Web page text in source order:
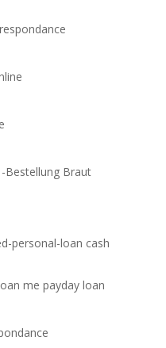
Bestellung Braut
personal-loan cash
me payday loan